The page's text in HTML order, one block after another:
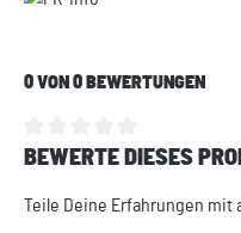
0 VON 0 BEWERTUNGEN
Durchschnittliche Bewertung
BEWERTE DIESES
Teile Deine Erfahrungen mit